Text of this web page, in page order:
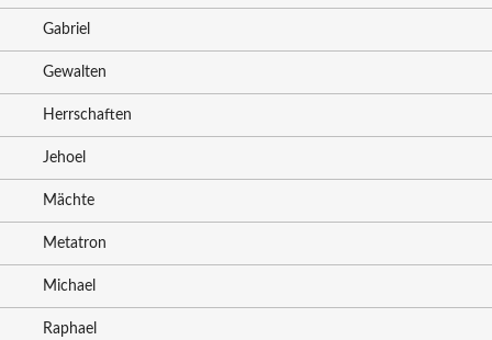
Gabriel
Gewalten
Herrschaften
Jehoel
Mächte
Metatron
Michael
Raphael